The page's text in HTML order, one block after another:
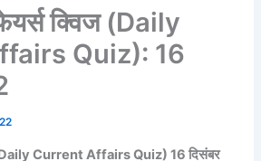
क्विज (Daily
Quiz): 16
Current Affairs Quiz) 16 दिसंबर